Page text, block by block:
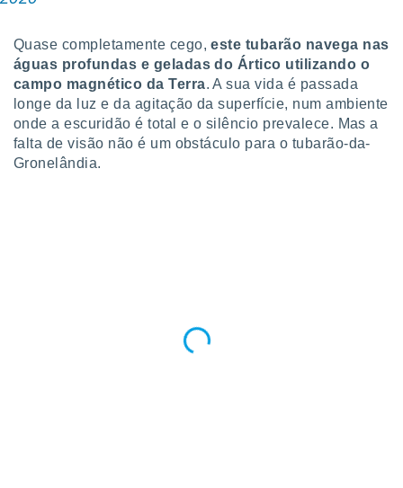
utilizar
criar
Quase completamente cego,este tubarão navega nas
águas profundas e geladas do Ártico utilizando o
campo magnético da Terra. A sua vida é passada
longe da luz e da agitação da superfície, num ambiente
onde a escuridão é total e o silêncio prevalece. Mas a
falta de visão não é um obstáculo para o tubarão-da-
Gronelândia.